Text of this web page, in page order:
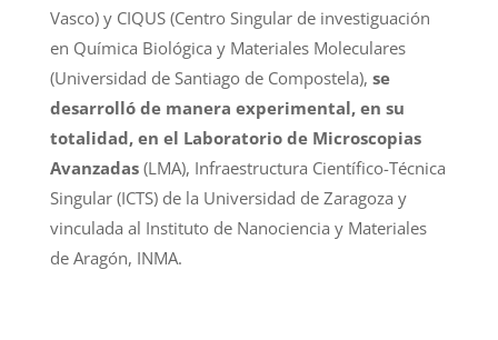
Vasco) y CIQUS (Centro Singular de investiguación
en Química Biológica y Materiales Moleculares
(Universidad de Santiago de Compostela), se
desarrolló de manera experimental, en su
totalidad, en el Laboratorio de Microscopias
Avanzadas(LMA), Infraestructura Científico-Técnica
Singular (ICTS) de la Universidad de Zaragoza y
vinculada al Instituto de Nanociencia y Materiales
de Aragón, INMA.